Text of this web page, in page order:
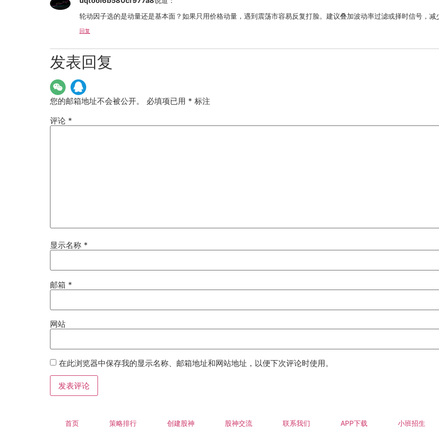
轮动因子选的是动量还是基本面？如果只用价格动量，遇到震荡市容易反复打脸。建议叠加波动率过滤或择时信号，减
回复
发表回复
您的邮箱地址不会被公开。 必填项已用 * 标注
评论 *
显示名称 *
邮箱 *
网站
在此浏览器中保存我的显示名称、邮箱地址和网站地址，以便下次评论时使用。
首页 策略排行 创建股神 股神交流 联系我们 APP下载 小班招生